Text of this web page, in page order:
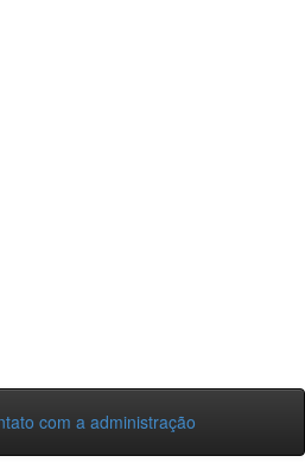
com a administração